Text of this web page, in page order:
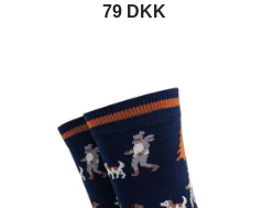
79 DKK